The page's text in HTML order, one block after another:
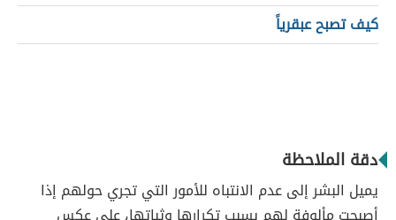
كيف تصبح عبقرياً
دقة الملاحظة
يميل البشر إلى عدم الانتباه للأمور التي تجري حولهم إذا